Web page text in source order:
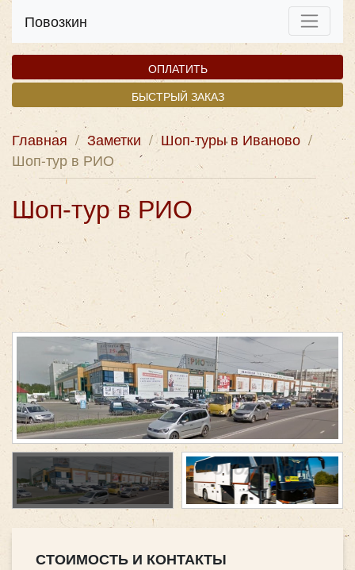
Повозкин
ОПЛАТИТЬ
БЫСТРЫЙ ЗАКАЗ
Главная / Заметки / Шоп-туры в Иваново /
Шоп-тур в РИО
Шоп-тур в РИО
СТОИМОСТЬ И КОНТАКТЫ